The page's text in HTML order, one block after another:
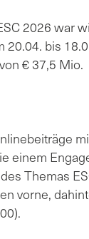
2026 war
bis
€ 37,5 Mio.
einem
Themas
vorne,